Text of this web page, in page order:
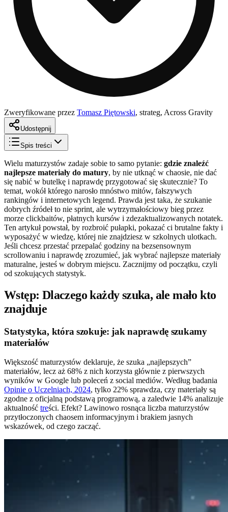
Zweryfikowane przez Tomasz Piętowski, strateg, Across Gravity
Udostępnij
Spis treści
Wielu maturzystów zadaje sobie to samo pytanie: gdzie znaleźć
najlepsze materiały do matury, by nie utknąć w chaosie, nie dać
się nabić w butelkę i naprawdę przygotować się skutecznie? To
temat, wokół którego narosło mnóstwo mitów, fałszywych
rankingów i internetowych legend. Prawda jest taka, że szukanie
dobrych źródeł to nie sprint, ale wytrzymałościowy bieg przez
morze clickbaitów, płatnych kursów i zdezaktualizowanych notatek.
Ten artykuł powstał, by rozbroić pułapki, pokazać ci brutalne fakty i
wyposażyć w wiedzę, której nie znajdziesz w szkolnych ulotkach.
Jeśli chcesz przestać przepalać godziny na bezsensownym
scrollowaniu i naprawdę zrozumieć, jak wybrać najlepsze materiały
maturalne, jesteś w dobrym miejscu. Zacznijmy od początku, czyli
od szokujących statystyk.
Wstęp: Dlaczego każdy szuka, ale mało kto
znajduje
Statystyka, która szokuje: jak naprawdę szukamy
materiałów
Większość maturzystów deklaruje, że szuka „najlepszych”
materiałów, lecz aż 68% z nich korzysta głównie z pierwszych
wyników w Google lub poleceń z social mediów. Według badania
Opinie o Uczelniach, 2024, tylko 22% sprawdza, czy materiały są
zgodne z oficjalną podstawą programową, a zaledwie 14% analizuje
aktualność treści. Efekt? Lawinowo rosnąca liczba maturzystów
przytłoczonych chaosem informacyjnym i brakiem jasnych
wskazówek, od czego zacząć.